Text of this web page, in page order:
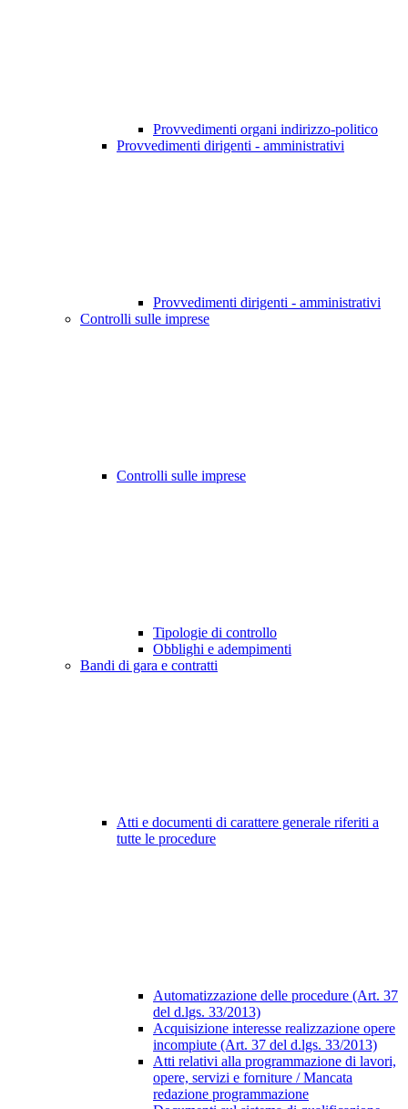
Provvedimenti organi indirizzo-politico
Provvedimenti dirigenti - amministrativi
Provvedimenti dirigenti - amministrativi
Controlli sulle imprese
Controlli sulle imprese
Tipologie di controllo
Obblighi e adempimenti
Bandi di gara e contratti
Atti e documenti di carattere generale riferiti a
tutte le procedure
Automatizzazione delle procedure (Art. 37
del d.lgs. 33/2013)
Acquisizione interesse realizzazione opere
incompiute (Art. 37 del d.lgs. 33/2013)
Atti relativi alla programmazione di lavori,
opere, servizi e forniture / Mancata
redazione programmazione